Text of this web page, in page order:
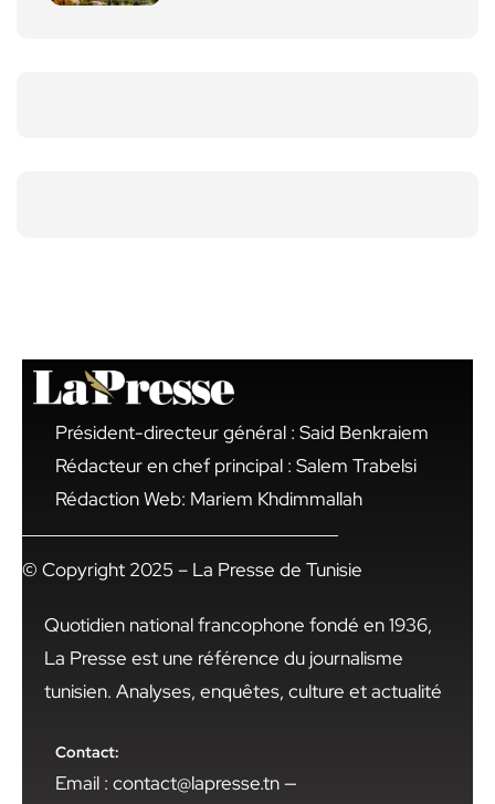
Président-directeur général : Said Benkraiem
Rédacteur en chef principal : Salem Trabelsi
Rédaction Web: Mariem Khdimmallah
© Copyright 2025 – La Presse de Tunisie
Quotidien national francophone fondé en 1936,
La Presse est une référence du journalisme
tunisien. Analyses, enquêtes, culture et actualité
Contact:
Email : contact@lapresse.tn —